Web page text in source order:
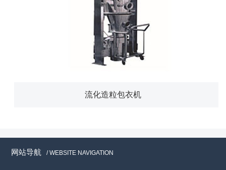
流化造粒包衣机
网站导航 / WEBSITE NAVIGATION